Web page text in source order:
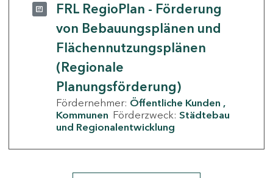
FRL RegioPlan - Förderung
von Bebauungsplänen und
Flächennutzungsplänen
(Regionale
Planungsförderung)
Fördernehmer: Öffentliche Kunden
Kommunen Förderzweck: Städtebau
und Regionalentwicklung